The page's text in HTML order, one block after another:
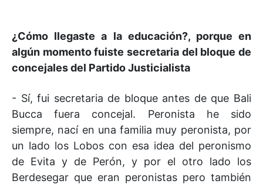
¿Cómo llegaste a la educación?, porque en
algún momento fuiste secretaria del bloque de
concejales del Partido Justicialista
- Sí, fui secretaria de bloque antes de que Bali
Bucca fuera concejal. Peronista he sido
siempre, nací en una familia muy peronista, por
un lado los Lobos con esa idea del peronismo
de Evita y de Perón, y por el otro lado los
Berdesegar que eran peronistas pero también